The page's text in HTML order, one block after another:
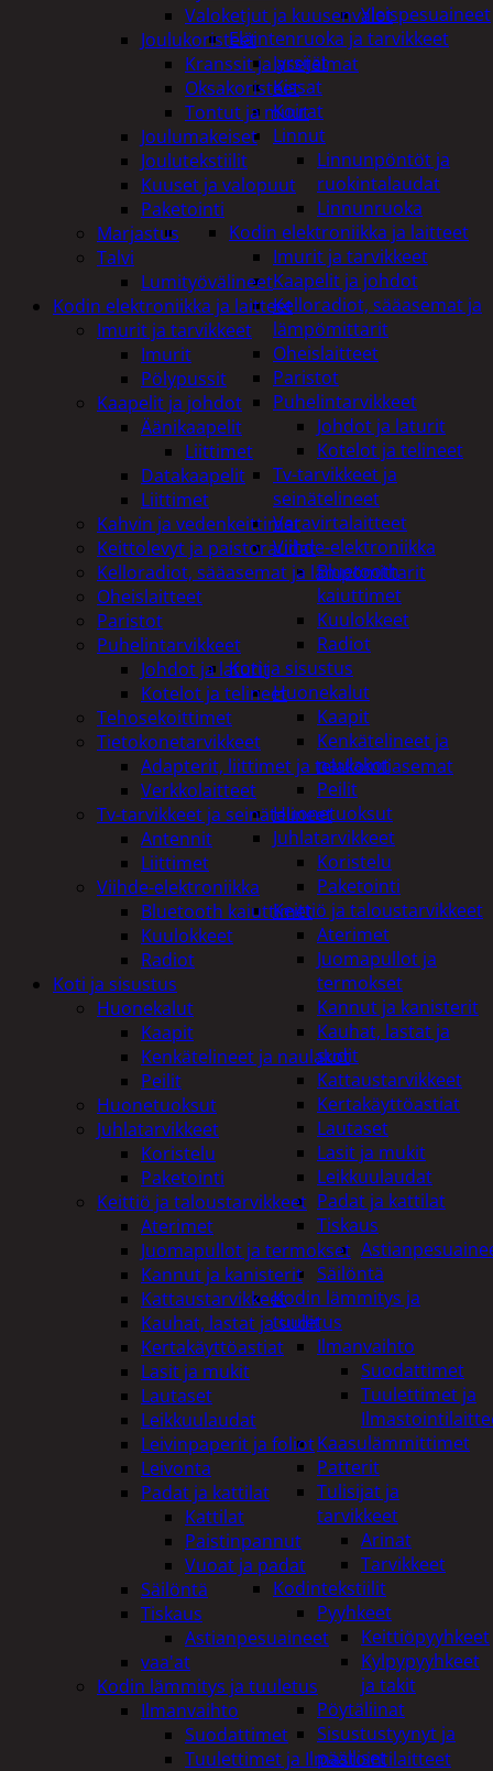
Yleispesuaineet
Eläintenruoka ja tarvikkeet
Jyrsijät
Kissat
Koirat
Linnut
Linnunpöntöt ja
ruokintalaudat
Linnunruoka
Kodin elektroniikka ja laitteet
Imurit ja tarvikkeet
Kaapelit ja johdot
Kelloradiot, sääasemat ja
lämpömittarit
Oheislaitteet
Paristot
Puhelintarvikkeet
Johdot ja laturit
Kotelot ja telineet
Tv-tarvikkeet ja
seinätelineet
Varavirtalaitteet
Viihde-elektroniikka
Bluetooth
kaiuttimet
Kuulokkeet
Radiot
Koti ja sisustus
Huonekalut
Kaapit
Kenkätelineet ja
naulakot
Peilit
Huonetuoksut
Juhlatarvikkeet
Koristelu
Paketointi
Keittiö ja taloustarvikkeet
Aterimet
Juomapullot ja
termokset
Kannut ja kanisterit
Kauhat, lastat ja
sudit
Kattaustarvikkeet
Kertakäyttöastiat
Lautaset
Lasit ja mukit
Leikkuulaudat
Padat ja kattilat
Tiskaus
Säilöntä
Kodin lämmitys ja
tuuletus
Ilmanvaihto
Suodattimet
Tuulettimet ja
Kaasulämmittimet
Patterit
Tulisijat ja
tarvikkeet
Arinat
Tarvikkeet
Kodintekstiilit
Pyyhkeet
Keittiöpyyhkeet
Kylpypyyhkeet
ja takit
Pöytäliinat
Sisustustyynyt ja
päälliset
Valoketjut ja kuusenvalot
Joulukoristeet
Kranssit ja asetelmat
Oksakoristeet
Tontut ja muut
Joulumakeiset
Joulutekstiilit
Kuuset ja valopuut
Paketointi
Marjastus
Talvi
Lumityövälineet
Kodin elektroniikka ja laitteet
Imurit ja tarvikkeet
Imurit
Pölypussit
Kaapelit ja johdot
Äänikaapelit
Liittimet
Datakaapelit
Liittimet
Kahvin ja vedenkeittimet
Keittolevyt ja paistoraudat
Kelloradiot, sääasemat ja lämpömittarit
Oheislaitteet
Paristot
Puhelintarvikkeet
Johdot ja laturit
Kotelot ja telineet
Tehosekoittimet
Tietokonetarvikkeet
Adapterit, liittimet ja telakointiasemat
Verkkolaitteet
Tv-tarvikkeet ja seinätelineet
Antennit
Liittimet
Viihde-elektroniikka
Bluetooth kaiuttimet
Kuulokkeet
Radiot
Koti ja sisustus
Huonekalut
Kaapit
Kenkätelineet ja naulakot
Peilit
Huonetuoksut
Juhlatarvikkeet
Koristelu
Paketointi
Keittiö ja taloustarvikkeet
Aterimet
Juomapullot ja termokset
Kannut ja kanisterit
Kattaustarvikkeet
Kauhat, lastat ja sudit
Kertakäyttöastiat
Lasit ja mukit
Lautaset
Leikkuulaudat
Leivinpaperit ja foliot
Leivonta
Padat ja kattilat
Kattilat
Paistinpannut
Vuoat ja padat
Säilöntä
Tiskaus
Astianpesuaineet
vaa'at
Kodin lämmitys ja tuuletus
Ilmanvaihto
Suodattimet
Tuulettimet ja Ilmastointilaitteet